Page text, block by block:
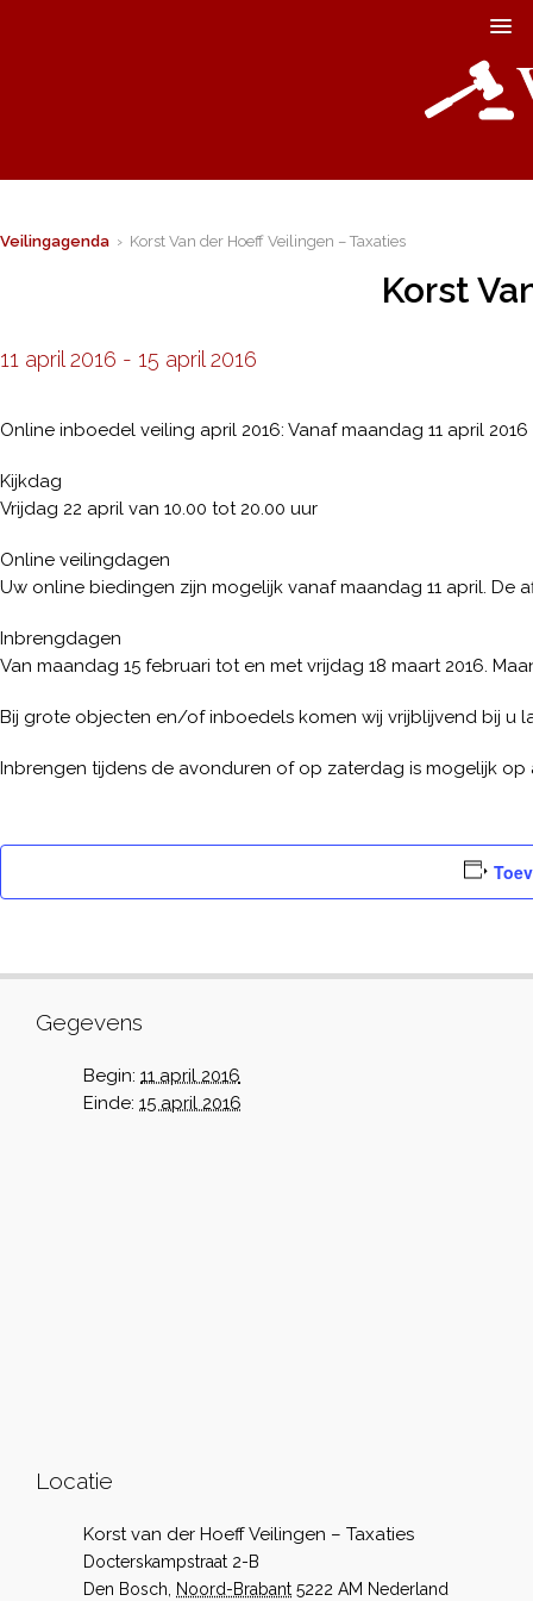
Veilingagenda › Korst Van der Hoeff Veilingen – Taxaties
Korst
11 april 2016 - 15 april 2016
Online inboedel veiling april 2016: Vanaf maandag 11 april 2016
Kijkdag
Vrijdag 22 april van 10.00 tot 20.00 uur
Online veilingdagen
Uw online biedingen zijn mogelijk vanaf maandag 11 april.
Inbrengdagen
Van maandag 15 februari tot en met vrijdag 18 maart 2016.
Bij grote objecten en/of inboedels komen wij vrijblijvend bij u
Inbrengen tijdens de avonduren of op zaterdag is mogelijk op
Gegevens
Begin: 11 april 2016
Einde: 15 april 2016
Locatie
Korst van der Hoeff Veilingen – Taxaties
Docterskampstraat 2-B
Den Bosch
Noord-Brabant 5222 AM Nederland